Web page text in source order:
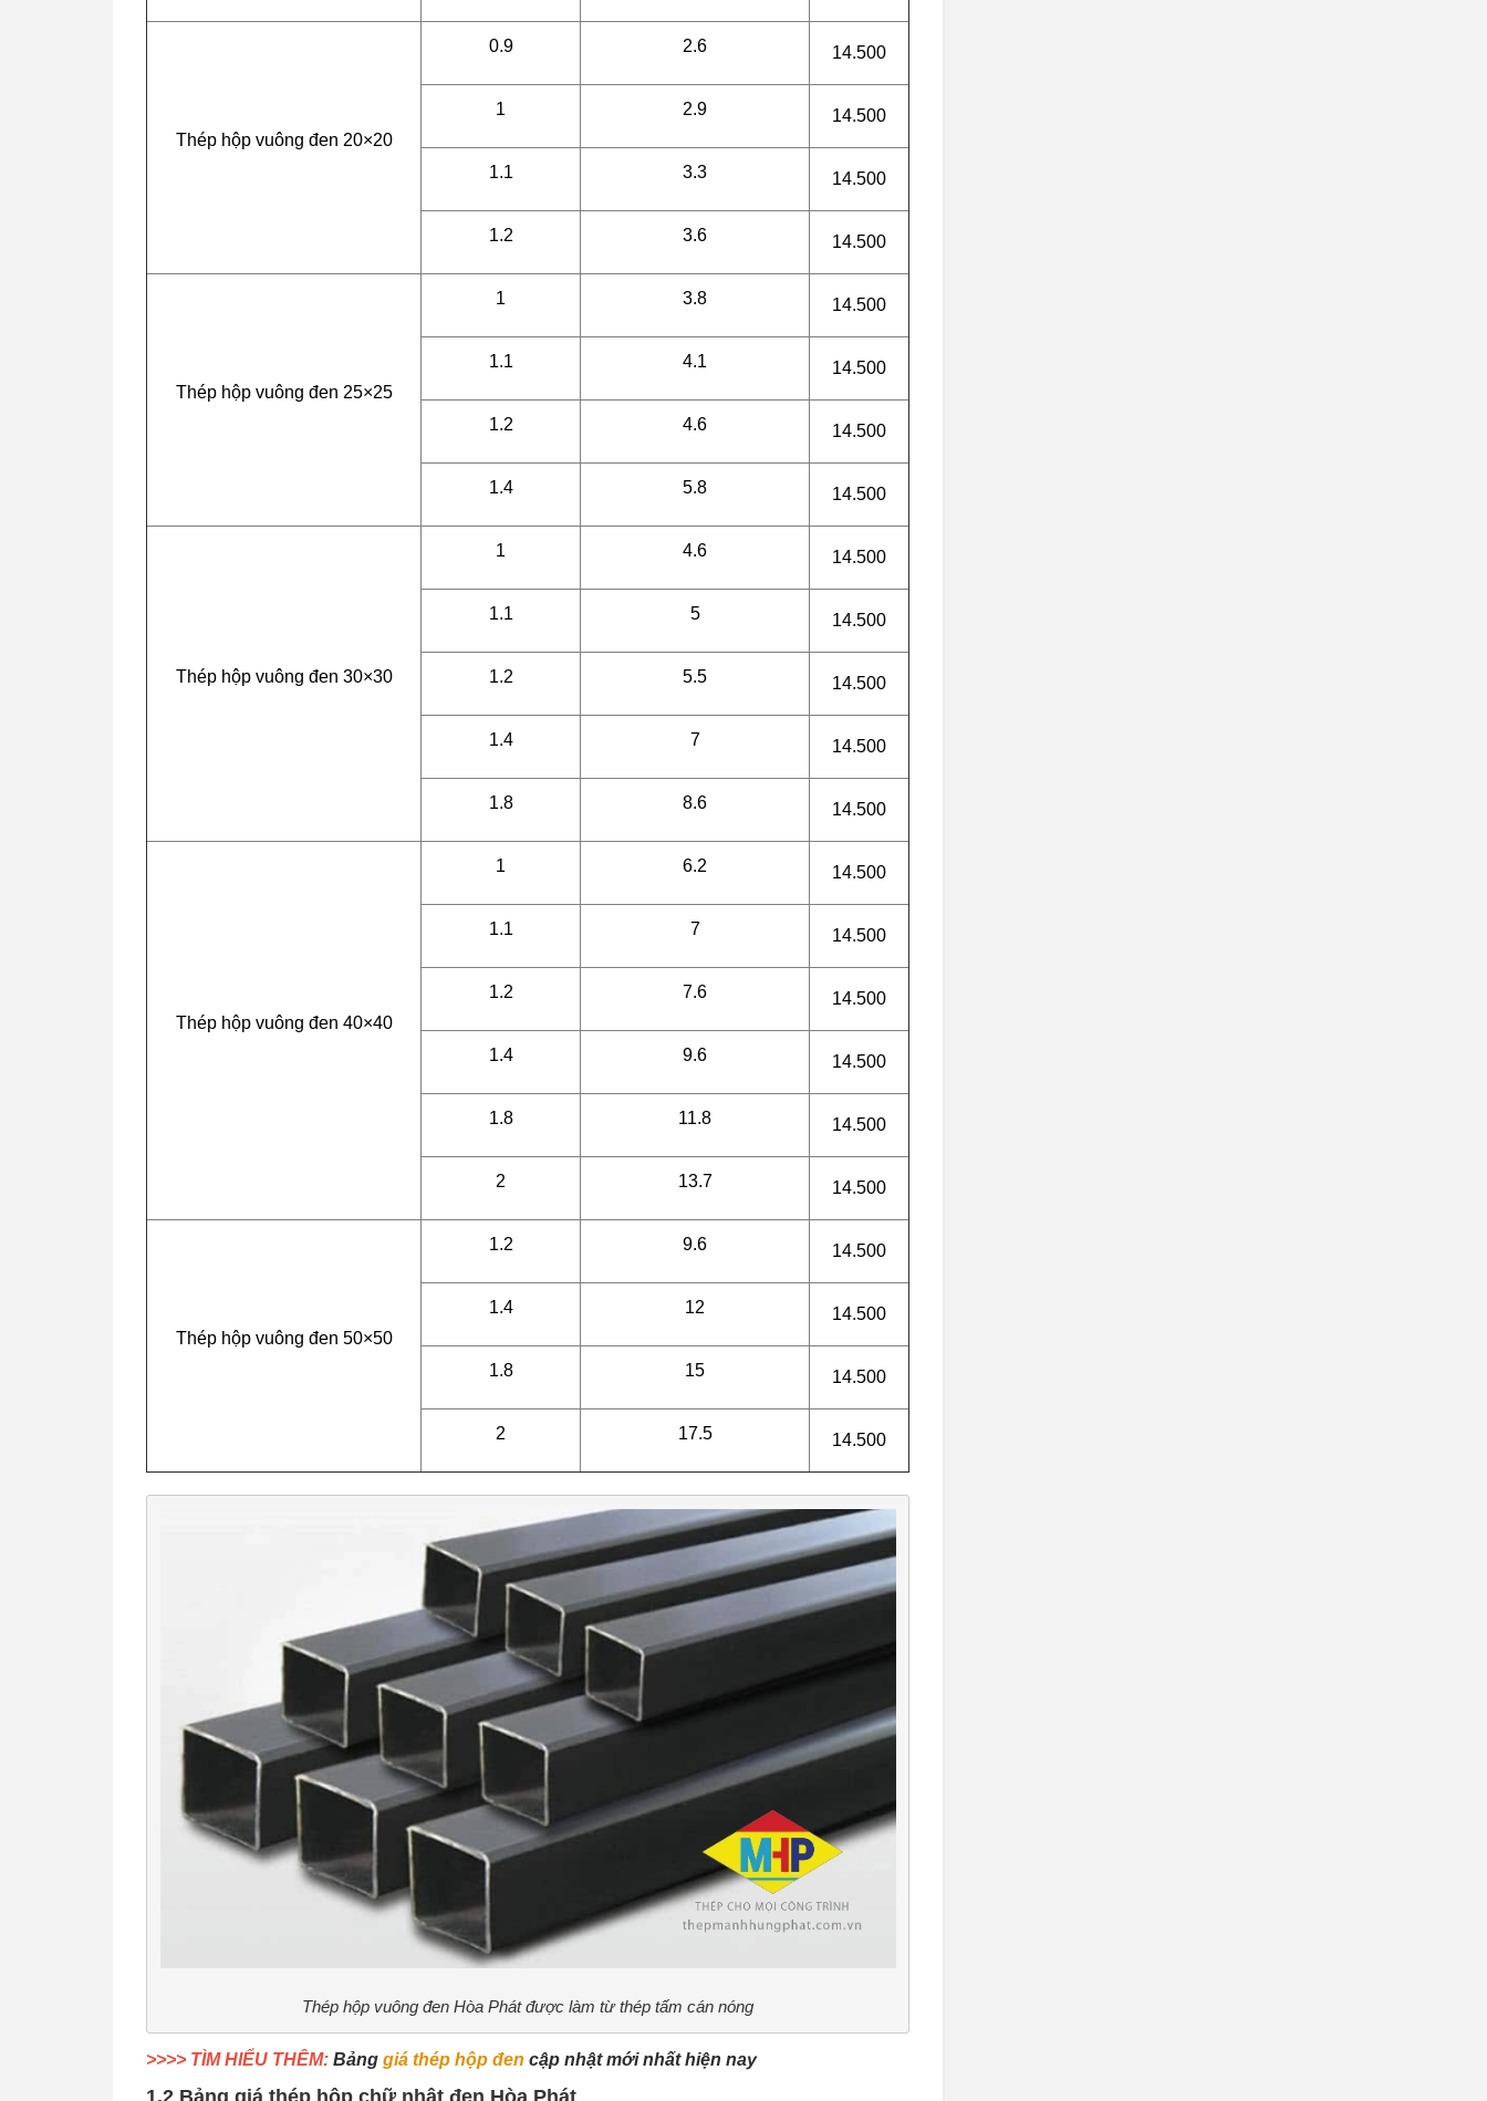
Thép hộp vuông đen 20×20
0.9 2.6 14.500
1 2.9 14.500
1.1 3.3 14.500
1.2 3.6 14.500
Thép hộp vuông đen 25×25
1 3.8 14.500
1.1 4.1 14.500
1.2 4.6 14.500
1.4 5.8 14.500
Thép hộp vuông đen 30×30
1 4.6 14.500
1.1 5 14.500
1.2 5.5 14.500
1.4 7 14.500
1.8 8.6 14.500
Thép hộp vuông đen 40×40
1 6.2 14.500
1.1 7 14.500
1.2 7.6 14.500
1.4 9.6 14.500
1.8 11.8 14.500
2 13.7 14.500
Thép hộp vuông đen 50×50
1.2 9.6 14.500
1.4 12 14.500
1.8 15 14.500
2 17.5 14.500
Thép hộp vuông đen Hòa Phát được làm từ thép tấm cán nóng
>>>> TÌM HIỂU THÊM: Bảng giá thép hộp đen cập nhật mới nhất hiện nay
1.2 Bảng giá thép hộp chữ nhật đen Hòa Phát